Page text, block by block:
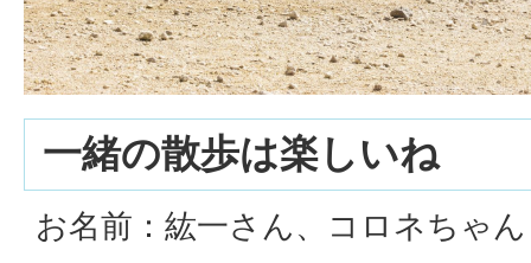
一緒の散歩は楽しいね
お名前：紘一さん、コロネちゃん